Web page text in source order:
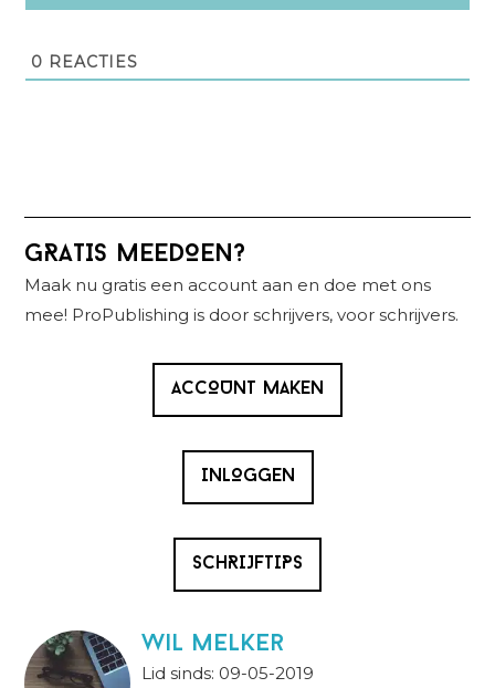
0 REACTIES
Primaire
Sidebar
GRATIS MEEDOEN?
Maak nu gratis een account aan en doe met ons
mee! ProPublishing is door schrijvers, voor schrijvers.
ACCOUNT MAKEN
INLOGGEN
SCHRIJFTIPS
wil melker
Lid sinds: 09-05-2019